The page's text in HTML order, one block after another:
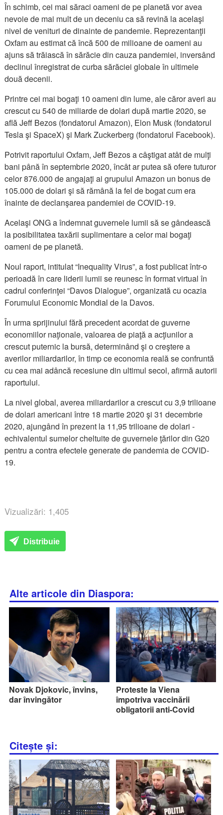
În schimb, cei mai săraci oameni de pe planetă vor avea
nevoie de mai mult de un deceniu ca să revină la acelaşi
nivel de venituri de dinainte de pandemie. Reprezentanţii
Oxfam au estimat că încă 500 de milioane de oameni au
ajuns să trăiască în sărăcie din cauza pandemiei, inversând
declinul înregistrat de curba sărăciei globale în ultimele
două decenii.
Printre cei mai bogaţi 10 oameni din lume, ale căror averi au
crescut cu 540 de miliarde de dolari după martie 2020, se
află Jeff Bezos (fondatorul Amazon), Elon Musk (fondatorul
Tesla şi SpaceX) şi Mark Zuckerberg (fondatorul Facebook).
Potrivit raportului Oxfam, Jeff Bezos a câştigat atât de mulţi
bani până în septembrie 2020, încât ar putea să ofere tuturor
celor 876.000 de angajaţi ai grupului Amazon un bonus de
105.000 de dolari şi să rămână la fel de bogat cum era
înainte de declanşarea pandemiei de COVID-19.
Acelaşi ONG a îndemnat guvernele lumii să se gândească
la posibilitatea taxării suplimentare a celor mai bogaţi
oameni de pe planetă.
Noul raport, intitulat “Inequality Virus”, a fost publicat într-o
perioadă în care liderii lumii se reunesc în format virtual în
cadrul conferinţei “Davos Dialogue”, organizată cu ocazia
Forumului Economic Mondial de la Davos.
În urma sprijinului fără precedent acordat de guverne
economiilor naţionale, valoarea de piaţă a acţiunilor a
crescut puternic la bursă, determinând şi o creştere a
averilor miliardarilor, în timp ce economia reală se confruntă
cu cea mai adâncă recesiune din ultimul secol, afirmă autorii
raportului.
La nivel global, averea miliardarilor a crescut cu 3,9 trilioane
de dolari americani între 18 martie 2020 şi 31 decembrie
2020, ajungând în prezent la 11,95 trilioane de dolari -
echivalentul sumelor cheltuite de guvernele ţărilor din G20
pentru a contra efectele generate de pandemia de COVID-
19.
Vizualizări: 1,405
Distribuie
Alte articole din Diaspora:
Novak Djokovic, învins,
dar învingător
Proteste la Viena
împotriva vaccinării
obligatorii anti-Covid
Citește și: